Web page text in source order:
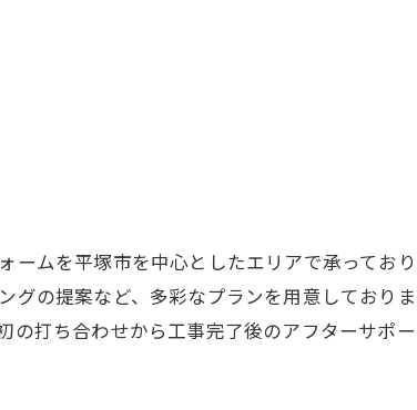
ームを平塚市を中心としたエリアで承ってお
グの提案など、多彩なプランを用意しており
打ち合わせから工事完了後のアフターサポ